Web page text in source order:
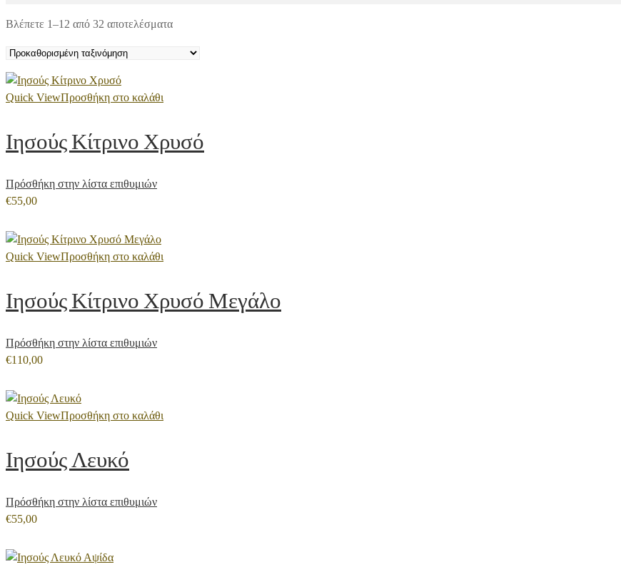
Βλέπετε 1–12 από 32 αποτελέσματα
Quick ViewΠροσθήκη στο καλάθι
Ιησούς Κίτρινο Χρυσό
Πρόσθήκη στην λίστα επιθυμιών
€55,00
Quick ViewΠροσθήκη στο καλάθι
Ιησούς Κίτρινο Χρυσό Μεγάλο
Πρόσθήκη στην λίστα επιθυμιών
€110,00
Quick ViewΠροσθήκη στο καλάθι
Ιησούς Λευκό
Πρόσθήκη στην λίστα επιθυμιών
€55,00